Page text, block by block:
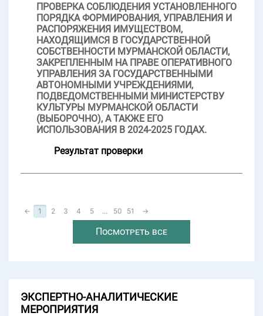
ПРОВЕРКА СОБЛЮДЕНИЯ УСТАНОВЛЕННОГО
ПОРЯДКА ФОРМИРОВАНИЯ, УПРАВЛЕНИЯ И
РАСПОРЯЖЕНИЯ ИМУЩЕСТВОМ,
НАХОДЯЩИМСЯ В ГОСУДАРСТВЕННОЙ
СОБСТВЕННОСТИ МУРМАНСКОЙ ОБЛАСТИ,
ЗАКРЕПЛЕННЫМ НА ПРАВЕ ОПЕРАТИВНОГО
УПРАВЛЕНИЯ ЗА ГОСУДАРСТВЕННЫМИ
АВТОНОМНЫМИ УЧРЕЖДЕНИЯМИ,
ПОДВЕДОМСТВЕННЫМИ МИНИСТЕРСТВУ
КУЛЬТУРЫ МУРМАНСКОЙ ОБЛАСТИ
(ВЫБОРОЧНО), А ТАКЖЕ ЕГО
ИСПОЛЬЗОВАНИЯ В 2024-2025 ГОДАХ.
Результат проверки
← 1 2 3 4 5 ... 50 51 →
Посмотреть все
ЭКСПЕРТНО-АНАЛИТИЧЕСКИЕ
МЕРОПРИЯТИЯ